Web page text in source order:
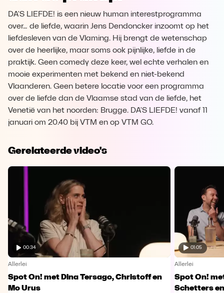
DA'S LIEFDE! is een nieuw human interestprogramma
over… de liefde, waarin Jens Dendoncker inzoomt op het
liefdesleven van de Vlaming. Hij brengt de wetenschap
over de heerlijke, maar soms ook pijnlijke, liefde in de
praktijk. Geen comedy deze keer, wel echte verhalen en
mooie experimenten met bekend en niet-bekend
Vlaanderen. Geen betere locatie voor een programma
over de liefde dan de Vlaamse stad van de liefde, het
Venetië van het noorden: Brugge. DA'S LIEFDE! vanaf 11
januari om 20.40 bij VTM en op VTM GO.
Gerelateerde video's
00:34
Allerlei
Spot On! met Dina Tersago, Christoff en
Mo Urus
01:05
Allerlei
Spot On!
Schetters